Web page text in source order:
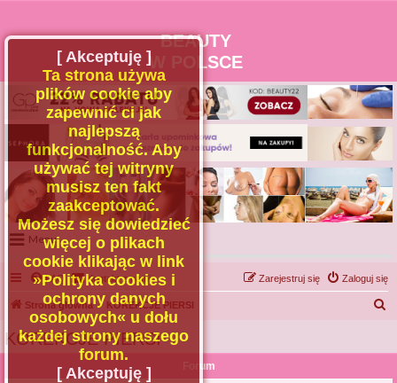
BEAUTY
W POLSCE
Menu
Portal
Facebook
Regulamin
Zapytaj administratora
Kontakt
FAQ Kontakt z nami Zaloguj się
Zarejestruj się
Strona główna KOREKCJE PIERSI
KOREKCJE PIERSI
Forum
[ Akceptuję ]
Ta strona używa
plików cookie aby
zapewnić ci jak
najlepszą
funkcjonalność. Aby
używać tej witryny
musisz ten fakt
zaakceptować.
Możesz się dowiedzieć
więcej o plikach
cookie klikając w link
»Polityka cookies i
ochrony danych
osobowych« u dołu
każdej strony naszego
forum.
[ Akceptuję ]